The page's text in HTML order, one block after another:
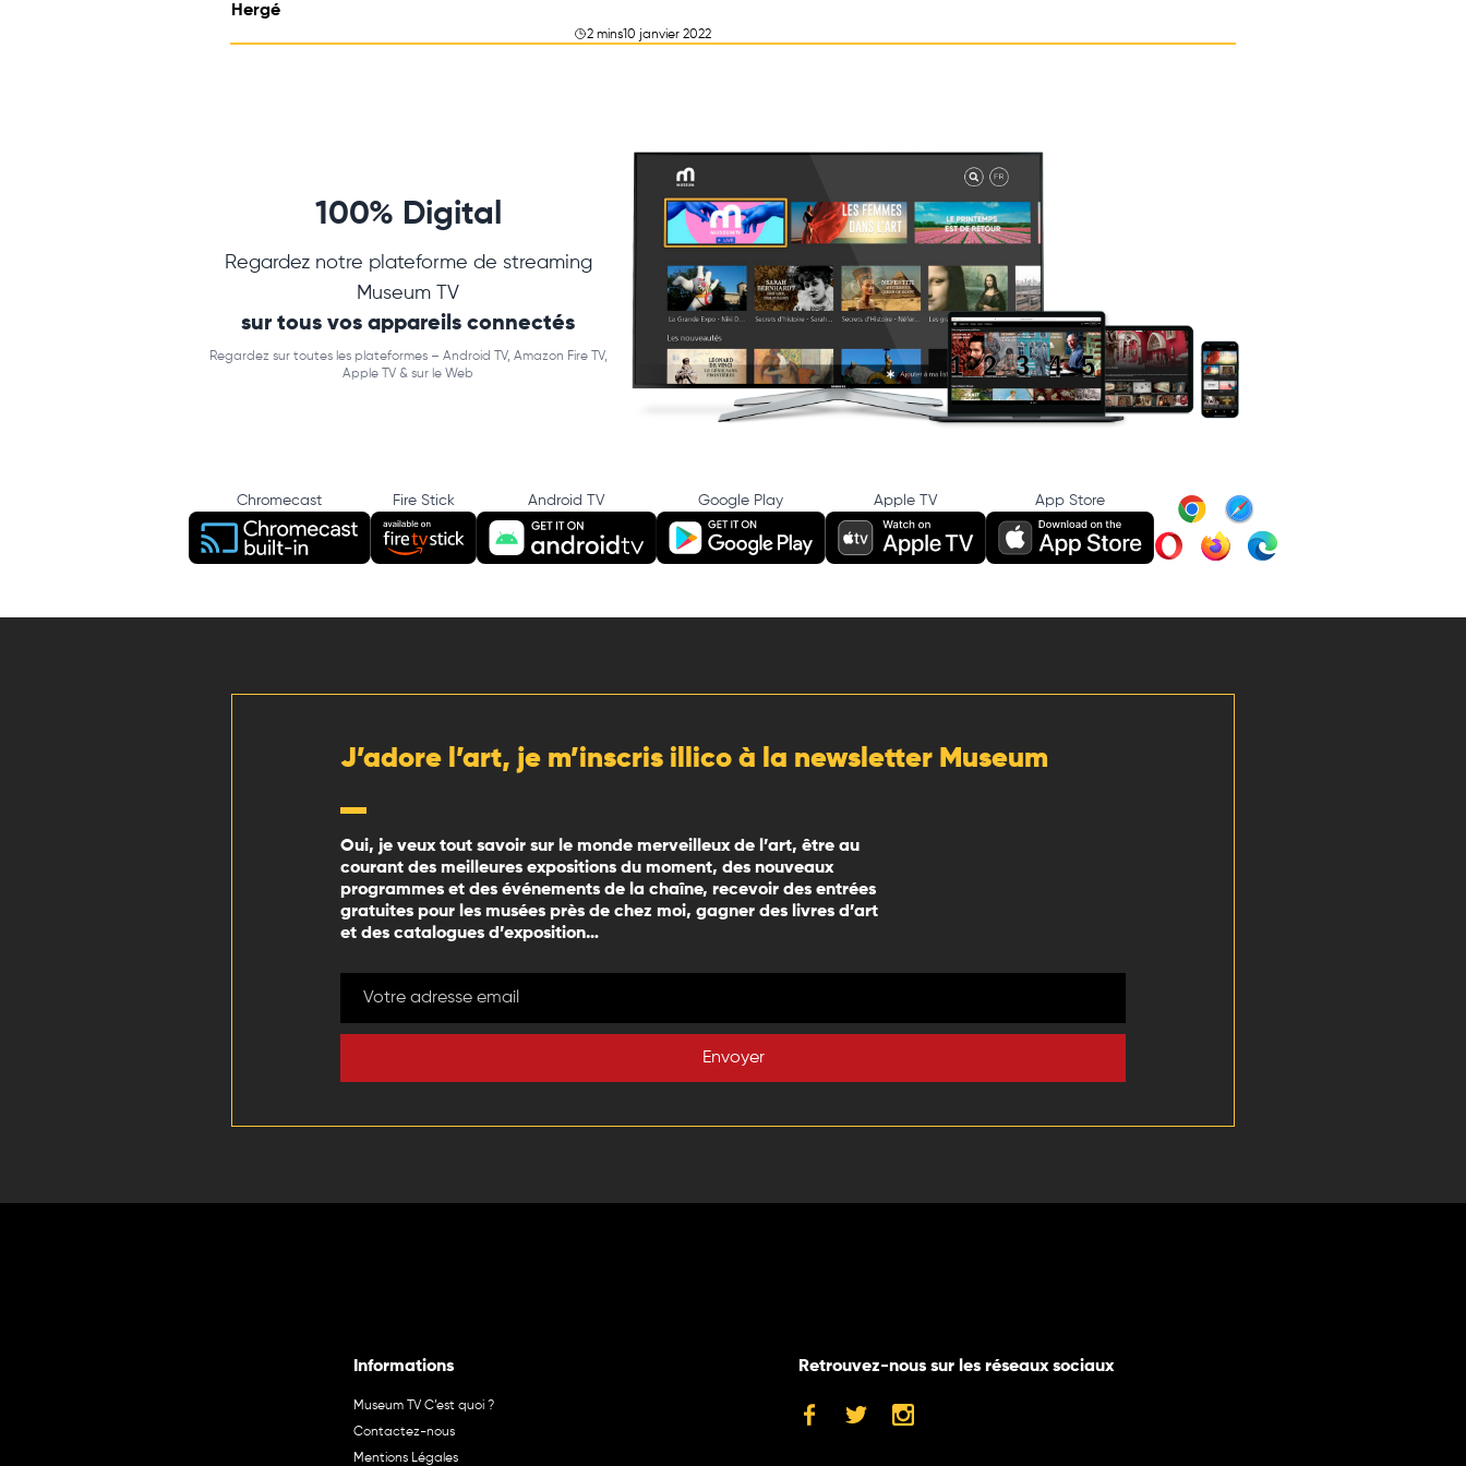
Hergé
2 mins10 janvier 2022
100% Digital
Regardez notre plateforme de streaming
Museum TV
sur tous vos appareils connectés
Regardez sur toutes les plateformes – Android TV, Amazon Fire TV,
Apple TV & sur le Web
Chromecast Fire Stick Android TV Google Play Apple TV App Store
J’adore l’art, je m’inscris illico à la newsletter Museum
Oui, je veux tout savoir sur le monde merveilleux de l’art, être au
courant des meilleures expositions du moment, des nouveaux
programmes et des événements de la chaîne, recevoir des entrées
gratuites pour les musées près de chez moi, gagner des livres d’art
et des catalogues d’exposition…
Envoyer
Informations
Museum TV C’est quoi ?
Contactez-nous
Mentions Légales
Retrouvez-nous sur les réseaux sociaux